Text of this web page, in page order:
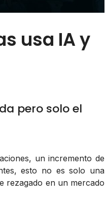
usa IA y
pero solo el
un incremento de
esto no es solo una
rezagado en un mercado